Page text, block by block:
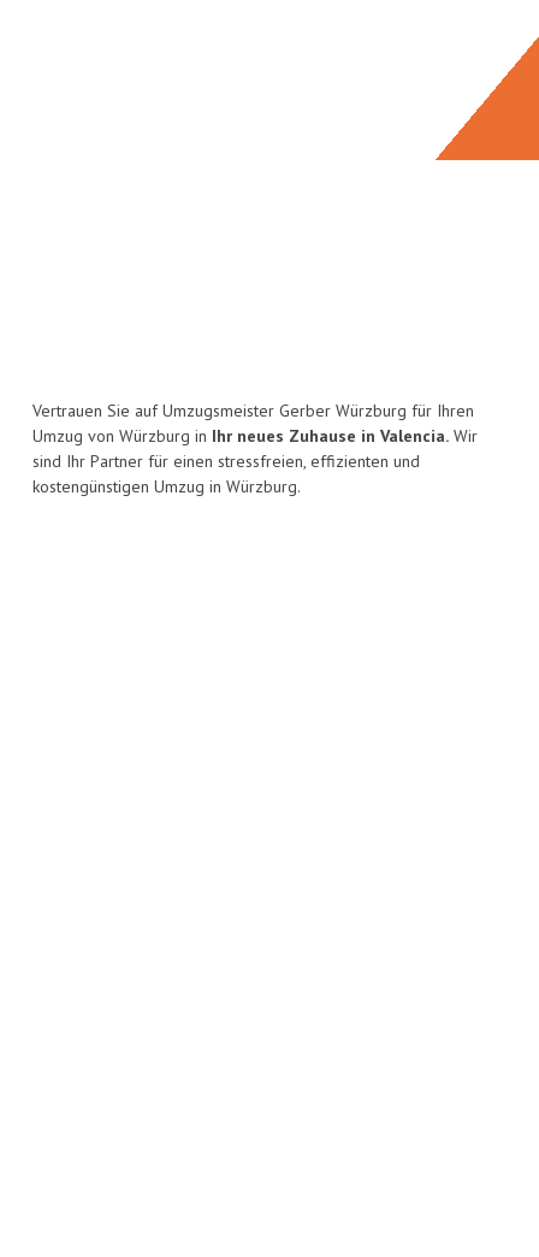
Vertrauen Sie auf Umzugsmeister Gerber Würzburg für Ihren
Umzug von Würzburg in Ihr neues Zuhause in Valencia. Wir
sind Ihr Partner für einen stressfreien, effizienten und
kostengünstigen Umzug in Würzburg.